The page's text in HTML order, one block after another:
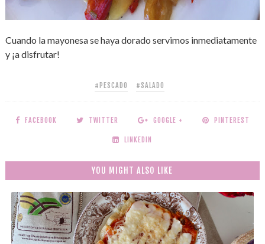
Cuando la mayonesa se haya dorado servimos inmediatamente
y ¡a disfrutar!
#PESCADO #SALADO
FACEBOOK TWITTER GOOGLE + PINTEREST
LINKEDIN
YOU MIGHT ALSO LIKE